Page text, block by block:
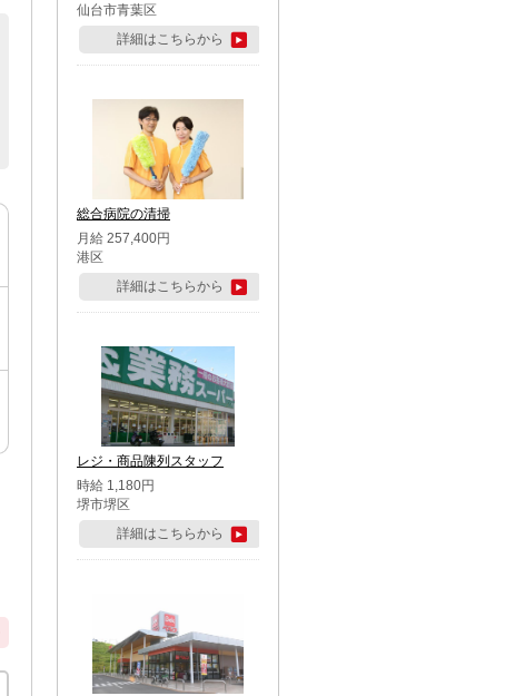
仙台市青葉区
詳細はこちらから
総合病院の清掃
月給 257,400円
港区
詳細はこちらから
レジ・商品陳列スタッフ
時給 1,180円
堺市堺区
詳細はこちらから